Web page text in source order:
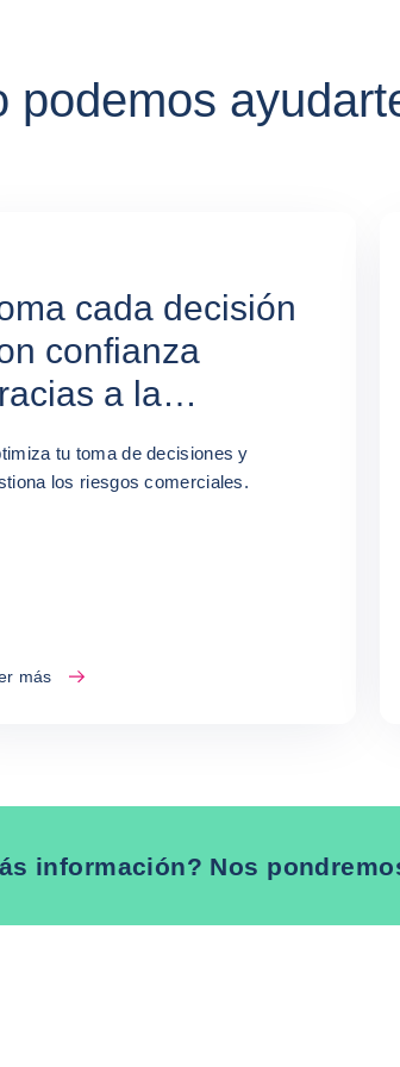
podemos
cada decisión
confianza
a la
de
tu toma de decisiones y
los riesgos comerciales.
más
información? Nos